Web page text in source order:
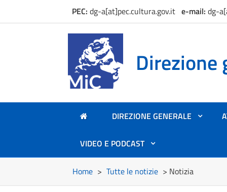
PEC: dg-a[at]pec.cultura.gov.ite-mail: dg-
Direzione
DIREZIONE GENERALE
VIDEO E PODCAST
Home > Tutte le notizie > Notizia